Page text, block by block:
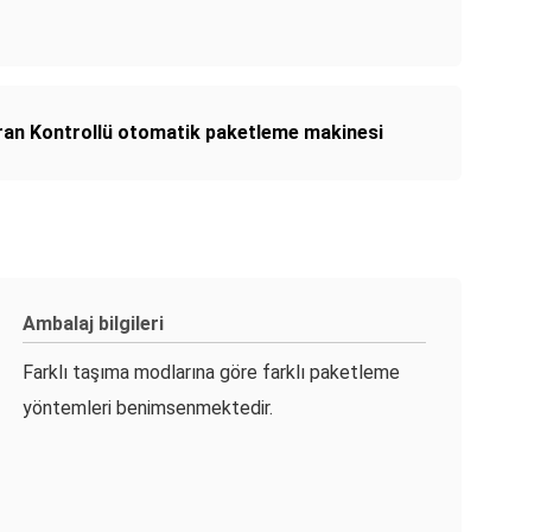
Kontrollü otomatik paketleme makinesi
Ambalaj bilgileri
Farklı taşıma modlarına göre farklı paketleme
yöntemleri benimsenmektedir.